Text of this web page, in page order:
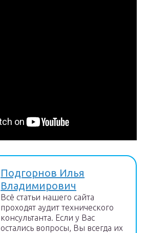
Подгорнов Илья
Владимирович
Всё статьи нашего сайта
проходят аудит технического
консультанта. Если у Вас
остались вопросы, Вы всегда их